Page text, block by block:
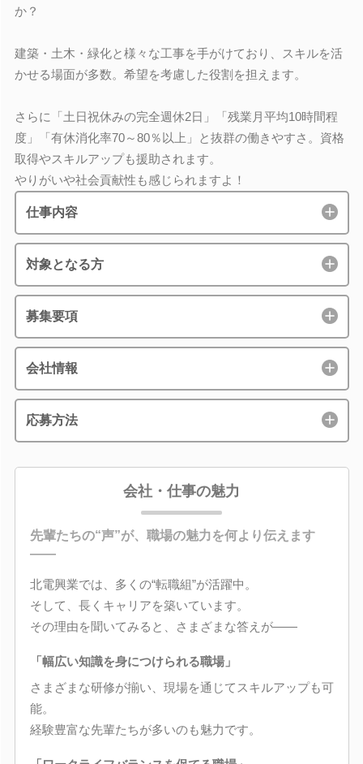
か？
建築・土木・緑化と様々な工事を手がけており、スキルを活
かせる場面が多数。希望を考慮した役割を担えます。
さらに「土日祝休みの完全週休2日」「残業月平均10時間程
度」「有休消化率70～80％以上」と抜群の働きやすさ。資格
取得やスキルアップも援助されます。
やりがいや社会貢献性も感じられますよ！
仕事内容
対象となる方
募集要項
会社情報
応募方法
会社・仕事の魅力
先輩たちの“声”が、職場の魅力を何より伝えます
――
北電興業では、多くの“転職組”が活躍中。
そして、長くキャリアを築いています。
その理由を聞いてみると、さまざまな答えが――
「幅広い知識を身につけられる職場」
さまざまな研修が揃い、現場を通じてスキルアップも可
能。
経験豊富な先輩たちが多いのも魅力です。